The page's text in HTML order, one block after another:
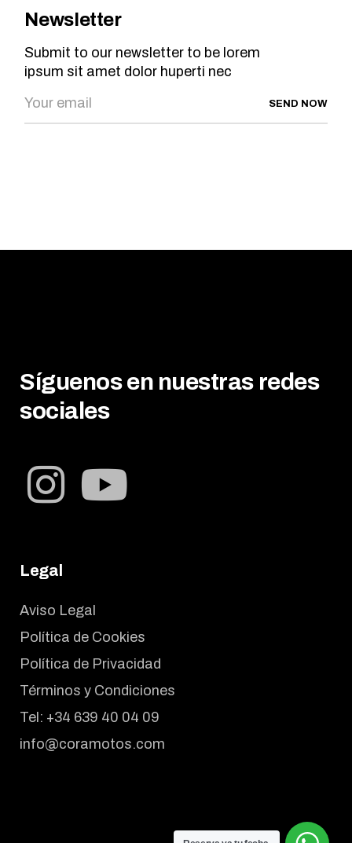
Newsletter
Submit to our newsletter to be lorem
ipsum sit amet dolor huperti nec
SEND NOW
Síguenos en nuestras redes
sociales
Legal
Aviso Legal
Política de Cookies
Política de Privacidad
Términos y Condiciones
Tel: +34 639 40 04 09
info@coramotos.com